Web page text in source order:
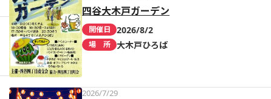
四谷大木戸ガーデン
開催日 2026/8/2
場 所 大木戸ひろば
2026/7/29